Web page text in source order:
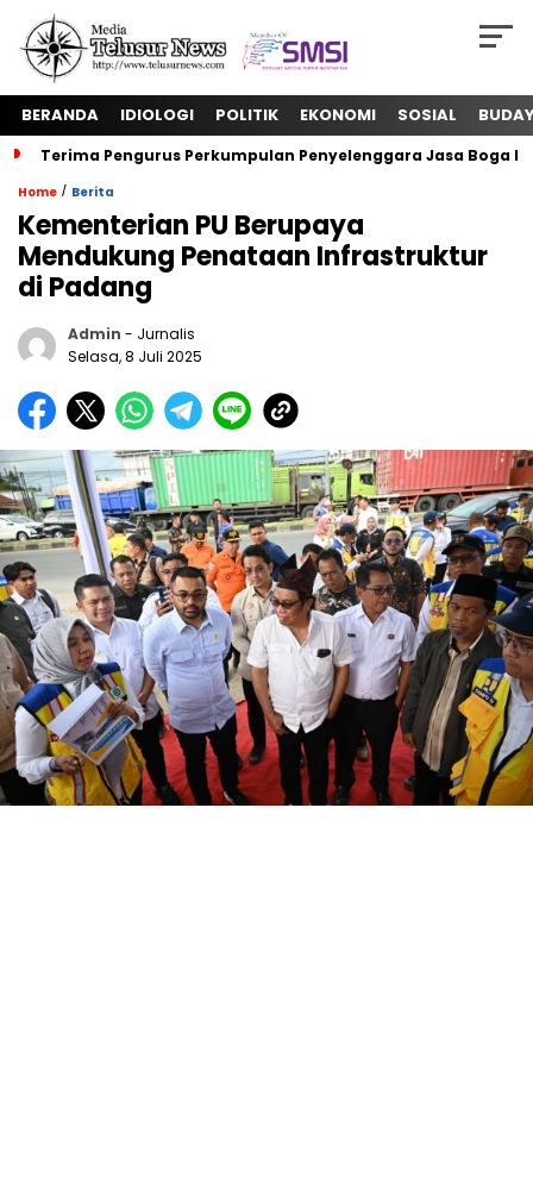
BERANDA IDIOLOGI POLITIK EKONOMI SOSIAL
Terima Pengurus Perkumpulan Penyelenggara Jasa Boga
Home / Berita
Kementerian PU Berupaya
Mendukung Penataan Infrastruktur
di Padang
Admin - Jurnalis
Selasa, 8 Juli 2025